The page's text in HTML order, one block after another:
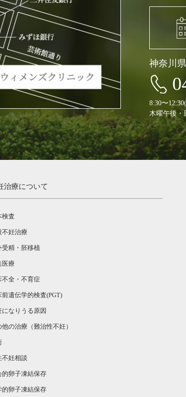
神奈川
8:30〜
木曜午後・
治療について
検査
不妊治療
受精・胚移植
医療
不全・不育症
前遺伝学的検査(PGT)
になりうる原因
他の治療（難治性不妊）
不妊相談
的卵子凍結保存
的卵子凍結保存